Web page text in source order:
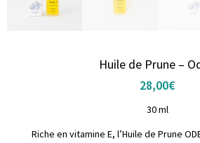
Huile de Prune –
28,00€
30 ml
Riche en vitamine E, l’Huile de Prune